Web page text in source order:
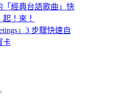
「經典台語歌曲」快
！來！
」3 步驟快速自
卡